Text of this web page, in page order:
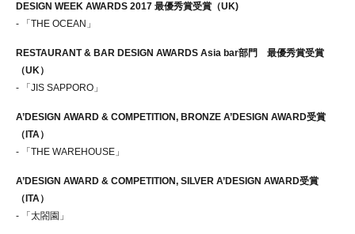
DESIGN WEEK AWARDS 2017 最優秀賞受賞（UK)
- 「THE OCEAN」
RESTAURANT & BAR DESIGN AWARDS Asia bar部門 最優秀賞受賞
（UK）
- 「JIS SAPPORO」
A’DESIGN AWARD & COMPETITION, BRONZE A’DESIGN AWARD受賞
（ITA）
- 「THE WAREHOUSE」
A’DESIGN AWARD & COMPETITION, SILVER A’DESIGN AWARD受賞
（ITA）
- 「太閤園」